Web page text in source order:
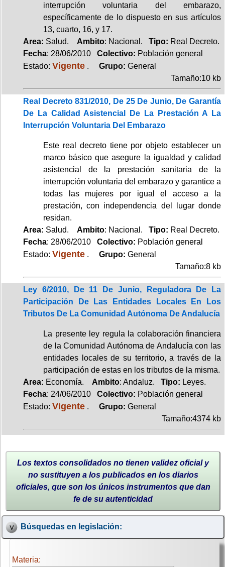
interrupción voluntaria del embarazo,
específicamente de lo dispuesto en sus artículos
13, cuarto, 16, y 17.
Area: Salud. Ambito: Nacional. Tipo: Real Decreto.
Fecha: 28/06/2010 Colectivo: Población general
Estado: Vigente . Grupo: General
Tamaño:10 kb
Real Decreto 831/2010, De 25 De Junio, De Garantía
De La Calidad Asistencial De La Prestación A La
Interrupción Voluntaria Del Embarazo
Este real decreto tiene por objeto establecer un
marco básico que asegure la igualdad y calidad
asistencial de la prestación sanitaria de la
interrupción voluntaria del embarazo y garantice a
todas las mujeres por igual el acceso a la
prestación, con independencia del lugar donde
residan.
Area: Salud. Ambito: Nacional. Tipo: Real Decreto.
Fecha: 28/06/2010 Colectivo: Población general
Estado: Vigente . Grupo: General
Tamaño:8 kb
Ley 6/2010, De 11 De Junio, Reguladora De La
Participación De Las Entidades Locales En Los
Tributos De La Comunidad Autónoma De Andalucía
La presente ley regula la colaboración financiera
de la Comunidad Autónoma de Andalucía con las
entidades locales de su territorio, a través de la
participación de estas en los tributos de la misma.
Area: Economía. Ambito: Andaluz. Tipo: Leyes.
Fecha: 24/06/2010 Colectivo: Población general
Estado: Vigente . Grupo: General
Tamaño:4374 kb
Los textos consolidados no tienen validez oficial y
no sustituyen a los publicados en los diarios
oficiales, que son los únicos instrumentos que dan
fe de su autenticidad
Búsquedas en legislación:
Materia: